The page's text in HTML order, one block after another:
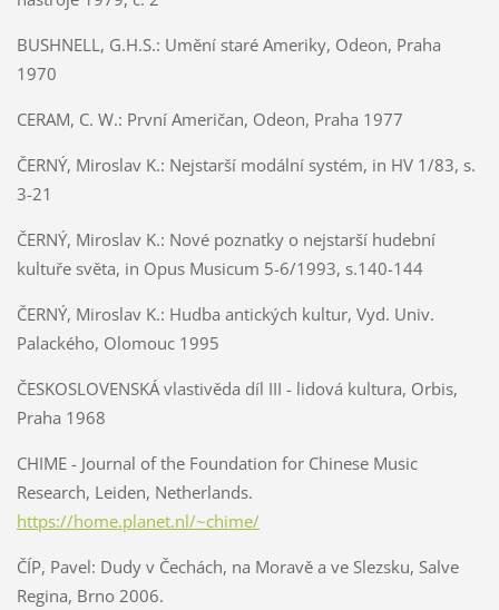
BUSHNELL, G.H.S.: Umění staré Ameriky, Odeon, Praha
1970
CERAM, C. W.: První Američan, Odeon, Praha 1977
ČERNÝ, Miroslav K.: Nejstarší modální systém, in HV 1/83, s.
3-21
ČERNÝ, Miroslav K.: Nové poznatky o nejstarší hudební
kultuře světa, in Opus Musicum 5-6/1993, s.140-144
ČERNÝ, Miroslav K.: Hudba antických kultur, Vyd. Univ.
Palackého, Olomouc 1995
ČESKOSLOVENSKÁ vlastivěda díl III - lidová kultura, Orbis,
Praha 1968
CHIME - Journal of the Foundation for Chinese Music
Research, Leiden, Netherlands.
https://home.planet.nl/~chime/
ČÍP, Pavel: Dudy v Čechách, na Moravě a ve Slezsku, Salve
Regina, Brno 2006.